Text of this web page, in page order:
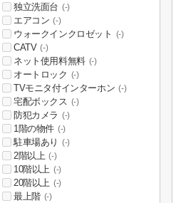
独立洗面台 (-)
エアコン (-)
ウォークインクロゼット (-)
CATV (-)
ネット使用料無料 (-)
オートロック (-)
TVモニタ付インターホン (-)
宅配ボックス (-)
防犯カメラ (-)
1階の物件 (-)
駐車場あり (-)
2階以上 (-)
10階以上 (-)
20階以上 (-)
最上階 (-)